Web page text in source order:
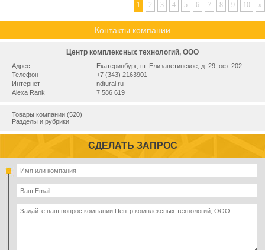
1 2 3 4 5 6 7 8 9 10 »
Контакты компании
Центр комплексных технологий, ООО
Адрес
Екатеринбург, ш. Елизаветинское, д. 29, оф. 202
Телефон
+7 (343) 2163901
Интернет
ndtural.ru
Alexa Rank
7 586 619
Товары компании (520)
Разделы и рубрики
СДЕЛАТЬ ЗАПРОС